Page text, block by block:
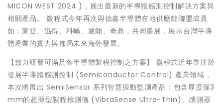
MICON WEST 2024 )，展出最新的半導體感測控制解決方案與
相關產品。 微程式今年再次與德鑫半導體在地供應鏈聯盟成員
如：家登、迅得、科嶠、濾能、奇鼎，共同參展，展示台灣半導
體產業的實力與佈局未來海外發展。
【致力研發可滿足各半導體製程控制之方案】 微程式近年專注於
發展半導體感測控制 (Semiconductor Control) 產業領域，
本次將展出 SemiSensor 系列智慧振動監測產品：包含厚度僅3
mm的超薄型製程檢測儀 (VibraSense Ultra-Thin)、感測器